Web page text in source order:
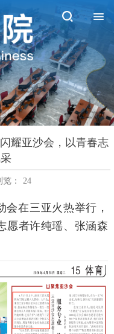
耀亚沙会，以青春志
览： 24
在三亚火热举行，
愿者许纯瑶、张涵森